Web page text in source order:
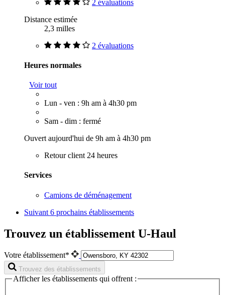
2 évaluations
Distance estimée
2,3 milles
2 évaluations
Heures normales
Voir tout
Lun - ven : 9h am à 4h30 pm
Sam - dim : fermé
Ouvert aujourd'hui de 9h am à 4h30 pm
Retour client 24 heures
Services
Camions de déménagement
Suivant 6 prochains établissements
Trouvez un établissement U-Haul
Votre établissement*
Trouvez des établissements
Afficher les établissements qui offrent :